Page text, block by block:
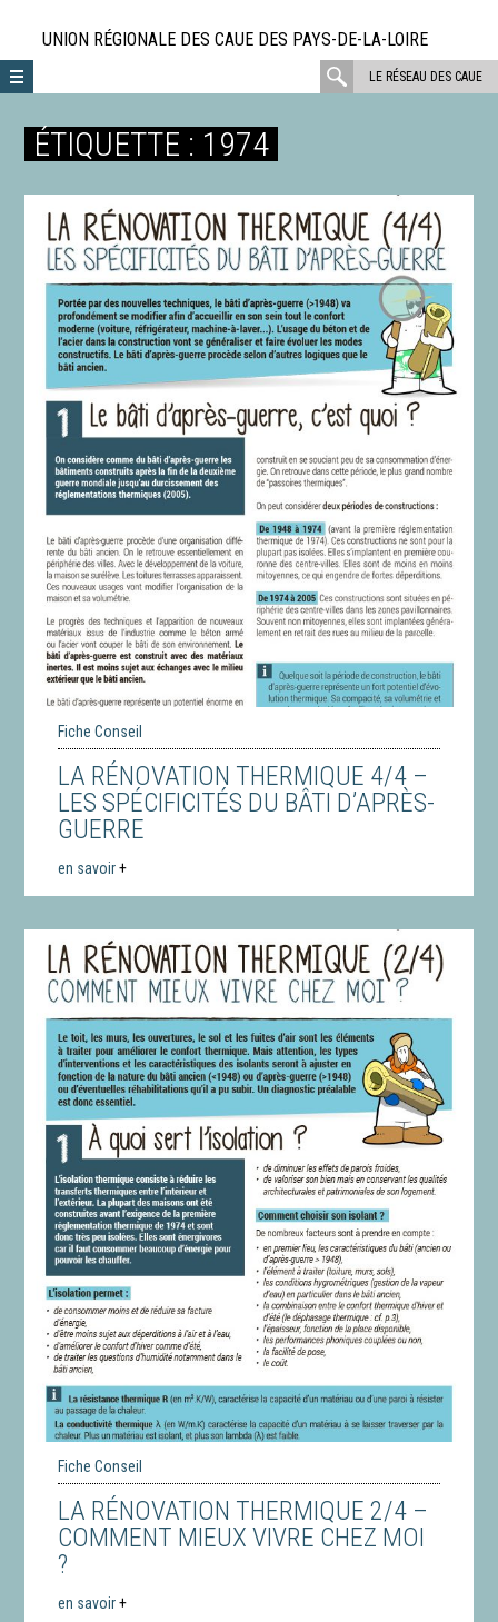
directement
au
contenu
UNION RÉGIONALE DES CAUE DES PAYS-DE-LA-LOIRE
LE RÉSEAU DES CAUE
rechercher
:
ÉTIQUETTE : 1974
Fiche Conseil
LA RÉNOVATION THERMIQUE 4/4 –
LES SPÉCIFICITÉS DU BÂTI D’APRÈS-
GUERRE
en savoir+
Fiche Conseil
LA RÉNOVATION THERMIQUE 2/4 –
COMMENT MIEUX VIVRE CHEZ MOI
?
en savoir+